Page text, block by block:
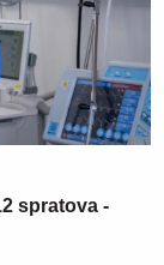
spratova -